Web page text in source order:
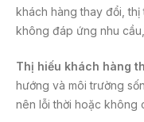
khách hàng thay đổi,
không đáp ứng nhu
Thị hiếu khách hàng
hướng và môi trường
nên lỗi thời hoặc không